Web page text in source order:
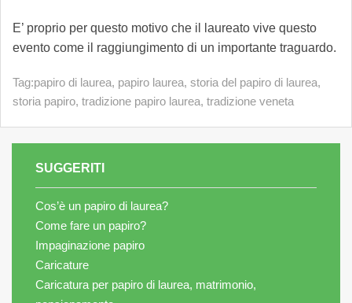
E’ proprio per questo motivo che il laureato vive questo
evento come il raggiungimento di un importante traguardo.
Tag:papiro di laurea, papiro laurea, storia del papiro di laurea,
storia papiro, tradizione papiro laurea, tradizione veneta
SUGGERITI
Cos’è un papiro di laurea?
Come fare un papiro?
Impaginazione papiro
Caricature
Caricatura per papiro di laurea, matrimonio,